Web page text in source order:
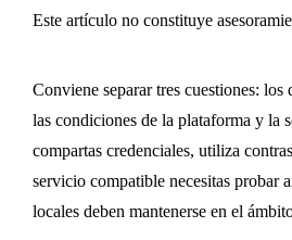
Este artículo no constituye
Conviene separar tres cuestiones: los
las condiciones de la plataforma y la
compartas credenciales, utiliza
servicio compatible necesitas probar
locales deben mantenerse en el